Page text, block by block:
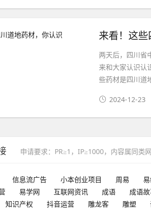
来看！这些
两天后，四川省
来和大家认识认
些药材是四川道
2024-12-23
申请要求：PR≥1，IP≥1000，内容属同类
信息流广告 小本创业项目 周易
易学网 互联网资讯 成语 成语
知识产权 抖音运营 雕龙客 雕塑